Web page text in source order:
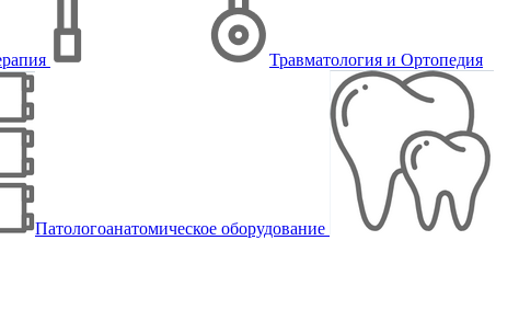
Травматология и Ортопедия
Патологоанатомическое оборудование